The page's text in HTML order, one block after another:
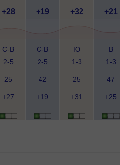
+28 +19 +32 +21
С-В
2-5
С-В
2-5
Ю
1-3
В
1-3
25 42 25 47
+27 +19 +31 +25